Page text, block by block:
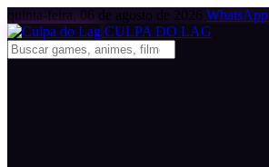
quinta-feira, 06 de agosto de 2026 WhatsApp
CULPA DO LAG